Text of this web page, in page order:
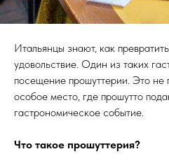
Итальянцы знают, как
удовольствие. Один из таких
посещение прошуттерии. Это не
особое место, где прошутто
гастрономическое событие.
Что такое прошуттерия?